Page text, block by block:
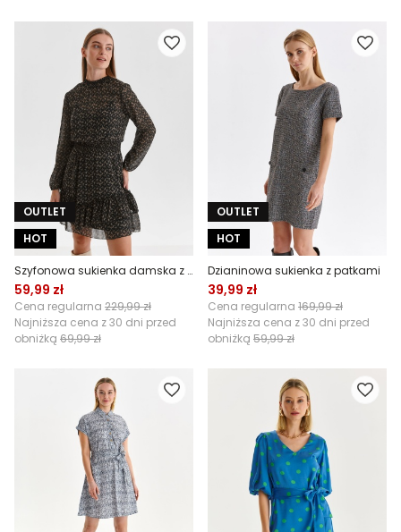
OUTLET
HOT
Szyfonowa sukienka damska z falbanami
59,99 zł
Cena regularna 229,99 zł
Najniższa cena z 30 dni przed
obniżką 69,99 zł
OUTLET
HOT
Dzianinowa sukienka z patkami
39,99 zł
Cena regularna 169,99 zł
Najniższa cena z 30 dni przed
obniżką 59,99 zł